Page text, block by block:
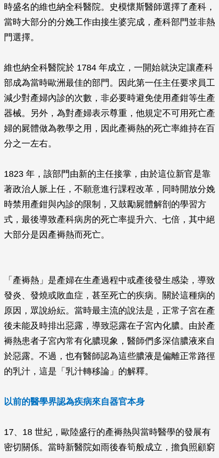
時盛名的維也納全科醫院。史模懷斯醫師選擇了產科，
當時大部分的分娩工作由接生婆完成，產科部門並非熱
門選擇。
維也納全科醫院於 1784 年成立，一開始就決定讓產科
部成為當時歐洲最佳的部門。因此第一任主任要求員工
減少對產婦內診的次數，非必要時避免使用產鉗等生產
器械。另外，為對產婦表示尊重，他規定不可用死亡產
婦的屍體做為教學之用，因此產褥熱的死亡率維持在百
分之一左右。
1823 年，該部門由新的主任接掌，由於這位新官是靠
著政治人脈上任，不願意進行課程改革，同時開放分娩
時禁用產鉗與內診的限制，又鼓勵屍體解剖的學習方
式，最後導致產科病房的死亡率提升六、七倍，其中絕
大部分是因產褥熱而死亡。
「產褥熱」是產婦在生產過程中或產後發生感染，導致
發炎、發燒或敗血症，甚至死亡的疾病。關於這種病的
原因，眾說紛紜。當時最主流的說法是，正常子宮在產
後未能及時排出惡露，導致惡露在子宮內化膿。由於產
褥熱患者子宮內常有化膿現象，醫師們多深信膿液來自
於惡露。不過，也有醫師認為這些膿液是偏離正常路徑
的乳汁，這是「乳汁轉移論」的解釋。
以前的醫學界認為疾病來自器官本身
17、18 世紀，歐陸盛行的產褥熱與當時醫學的發展有
密切關係。當時新醫院如雨後春筍般成立，擔負照顧窮